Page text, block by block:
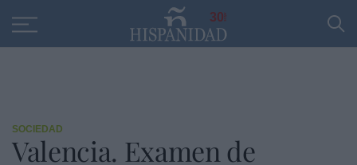
30
SOCIEDAD
Valencia. Examen de